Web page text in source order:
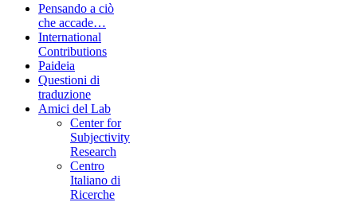
Pensando a ciò
che accade…
International
Contributions
Paideia
Questioni di
traduzione
Amici del Lab
Center for
Subjectivity
Research
Centro
Italiano di
Ricerche